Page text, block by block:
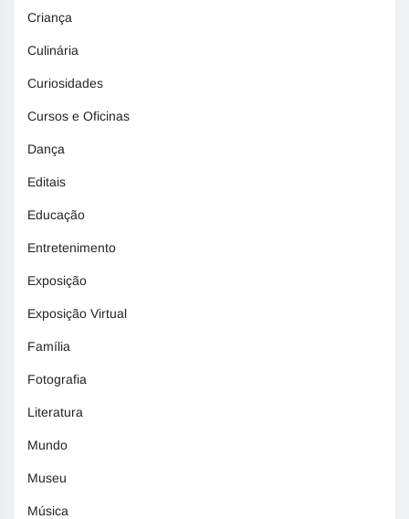
Criança
Culinária
Curiosidades
Cursos e Oficinas
Dança
Editais
Educação
Entretenimento
Exposição
Exposição Virtual
Família
Fotografia
Literatura
Mundo
Museu
Música